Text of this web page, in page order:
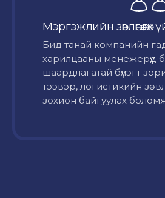
Мэргэжлийн зөвлөгөө
Бид танай компанийн
харилцааны менежерүүд
шаардлагатай бүлэгт
тээвэр, логистикийн
зохион байгуулах